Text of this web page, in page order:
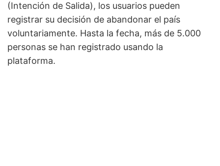
(Intención de Salida), los usuarios pueden
registrar su decisión de abandonar el país
voluntariamente. Hasta la fecha, más de 5.000
personas se han registrado usando la
plataforma.